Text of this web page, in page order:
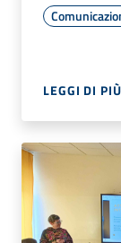
LEGGI DI PIÙ